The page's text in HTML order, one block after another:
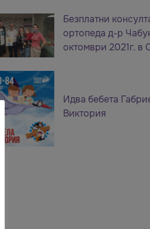
Безплатни
ортопеда д-р
октомври 2021г. в
Идва бебета
Виктория